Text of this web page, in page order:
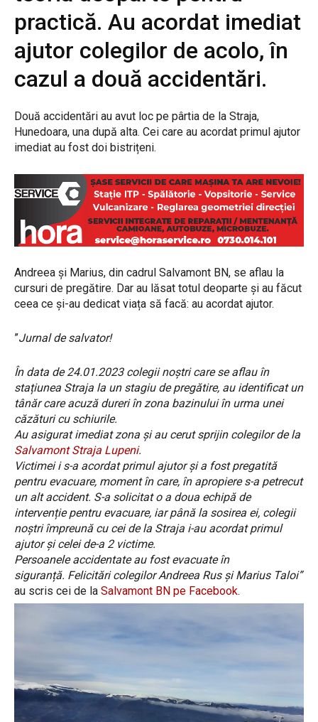
practică. Au acordat imediat
ajutor colegilor de acolo, în
cazul a două accidentări.
Două accidentări au avut loc pe pârtia de la Straja,
Hunedoara, una după alta. Cei care au acordat primul ajutor
imediat au fost doi bistrițeni.
Andreea și Marius, din cadrul Salvamont BN, se aflau la
cursuri de pregătire. Dar au lăsat totul deoparte și au făcut
ceea ce și-au dedicat viața să facă: au acordat ajutor.
”Jurnal de salvator!
În data de 24.01.2023 colegii noștri care se aflau în
stațiunea Straja la un stagiu de pregătire, au identificat un
tânăr care acuză dureri în zona bazinului în urma unei
căzături cu schiurile.
Au asigurat imediat zona și au cerut sprijin colegilor de la
Salvamont Straja Lupeni.
Victimei i s-a acordat primul ajutor și a fost pregatită
pentru evacuare, moment în care, în apropiere s-a petrecut
un alt accident. S-a solicitat o a doua echipă de
intervenție pentru evacuare, iar până la sosirea ei, colegii
noștri împreună cu cei de la Straja i-au acordat primul
ajutor și celei de-a 2 victime.
Persoanele accidentate au fost evacuate în
siguranță. Felicitări colegilor Andreea Rus și Marius Taloi”
au scris cei de la Salvamont BN pe Facebook.